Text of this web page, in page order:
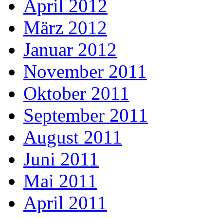
April 2012
März 2012
Januar 2012
November 2011
Oktober 2011
September 2011
August 2011
Juni 2011
Mai 2011
April 2011